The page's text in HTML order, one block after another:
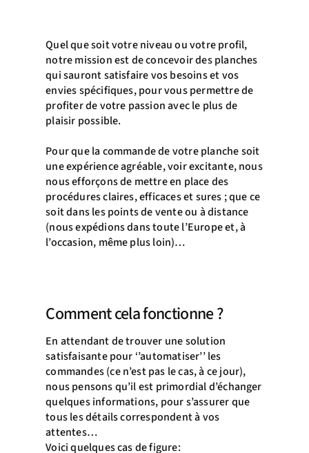
Quel que soit votre niveau ou votre profil,
notre mission est de concevoir des planches
qui sauront satisfaire vos besoins et vos
envies spécifiques, pour vous permettre de
profiter de votre passion avec le plus de
plaisir possible.
Pour que la commande de votre planche soit
une expérience agréable, voir excitante, nous
nous efforçons de mettre en place des
procédures claires, efficaces et sures ; que ce
soit dans les points de vente ou à distance
(nous expédions dans toute l’Europe et, à
l’occasion, même plus loin)…
Comment cela fonctionne ?
En attendant de trouver une solution
satisfaisante pour ‘’automatiser’’ les
commandes (ce n’est pas le cas, à ce jour),
nous pensons qu’il est primordial d’échanger
quelques informations, pour s’assurer que
tous les détails correspondent à vos
attentes…
Voici quelques cas de figure: